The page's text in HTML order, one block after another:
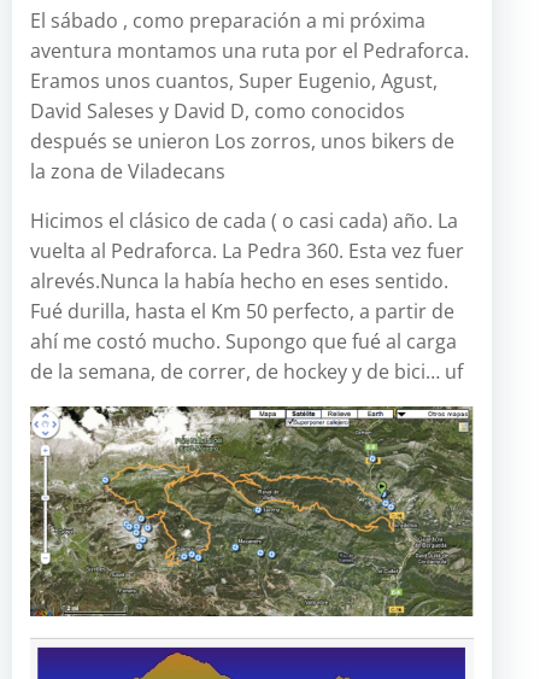
El sábado , como preparación a mi próxima
aventura montamos una ruta por el Pedraforca.
Eramos unos cuantos, Super Eugenio, Agust,
David Saleses y David D, como conocidos
después se unieron Los zorros, unos bikers de
la zona de Viladecans
Hicimos el clásico de cada ( o casi cada) año. La
vuelta al Pedraforca. La Pedra 360. Esta vez fuer
alrevés.Nunca la había hecho en eses sentido.
Fué durilla, hasta el Km 50 perfecto, a partir de
ahí me costó mucho. Supongo que fué al carga
de la semana, de correr, de hockey y de bici… uf